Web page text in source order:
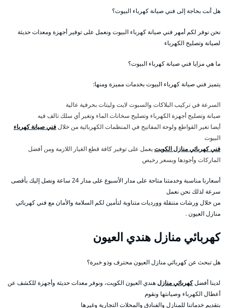
هل أنت بحاجة إلى فني صيانة كهرباء البيوت؟
نحن نوفر لكم أمهر فني صيانة كهرباء البيوت ونعمل على توفير أجهزة ومعدات حديثة
لصيانة وتصليح الكهرباء
ما هي مزايا فني صيانة كهرباء البيوت؟
يتميز فني صيانة كهرباء البيوت بخدمات مميزة ومنها:
السرعة في تركيب البلاكات والسبوت لايت وليتات بحرفية عالية
صيانة وتصليح أجهزة الكهرباء وتصليح سخانات الماء وتغير أي سلك تالف فيه
أيضا تغير القواطع ولوحة المفاتيح في المنظمات الكهربائية من خلالفني صيانة كهرباء
البيوت
فني كهربائي منازل الكويتيعمل على توفير كافة قطع الغيار اللازمة ومن أفضل
الماركات وأجودها وبسعر رخيص
أسعارنا مناسبة وخدمتنا متاحة على مدار الأسبوع على مدار 24 ساعة ونصل إليك بأقصى
سرعة لذلك نحن نعمل
من خلال ورشات متنقلة وورديات متناوبة لتأمين لكم السلامة والأمان مع فني كهربائي
منازل العيون .
كهربائي منازل هندي العيون
هل تبحث عن كهربائي منازل العيون محترف وذو خبرة؟
لدينا أفضلكهربائي منازلهندي العيون الكويت، ونوفر معدات حديثة وأجهزة للكشف عن
أعطال الكهرباء وصيانتها ونقوم
بتقديم خدماتنا للمنازل والفنادق والمحلات التجارية وغيرها